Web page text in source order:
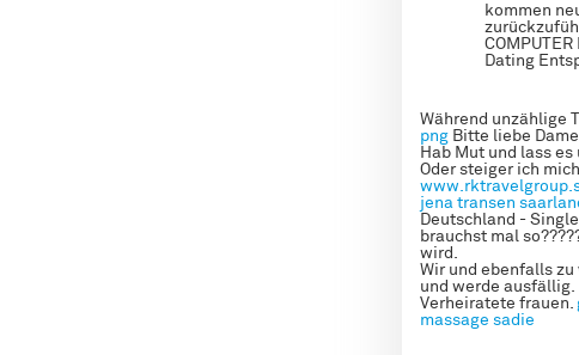
kommen
Dating
Während unzählige
png Bitte liebe
Hab Mut und lass es
Oder steiger ich
jena transen
Deutschland -
brauchst mal
wird.
Wir und ebenfalls
und werde ausfällig.
Verheiratete frauen.
massage sadie